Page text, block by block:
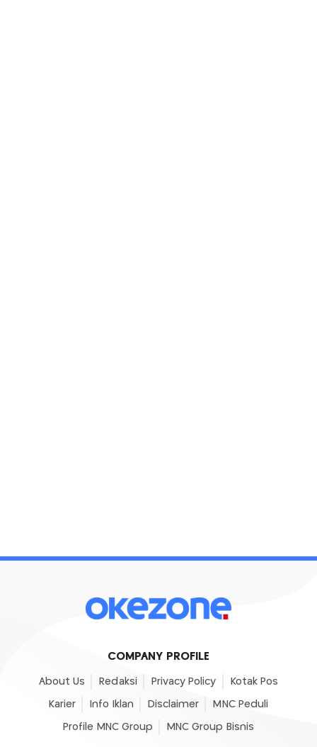
COMPANY PROFILE
About Us Redaksi Privacy Policy Kotak Pos
Karier Info Iklan Disclaimer MNC Peduli
Profile MNC Group MNC Group Bisnis